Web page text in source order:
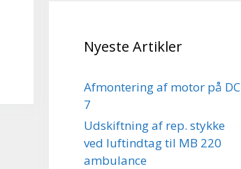
Nyeste Artikler
Afmontering af motor på DC
7
Udskiftning af rep. stykke
ved luftindtag til MB 220
ambulance